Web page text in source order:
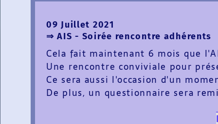
09 Juillet 2021
⇒ AIS - Soirée rencontre adhérents
Cela fait maintenant 6 mois que
Une rencontre conviviale pour
Ce sera aussi l'occasion d'un
De plus, un questionnaire sera